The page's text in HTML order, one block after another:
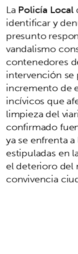
LaPolicía Local
identificar y
presunto
vandalismo
contenedores
intervención
incremento de
incívicos que
limpieza del
confirmado
ya se enfrenta
estipuladas en
el deterioro del
convivencia